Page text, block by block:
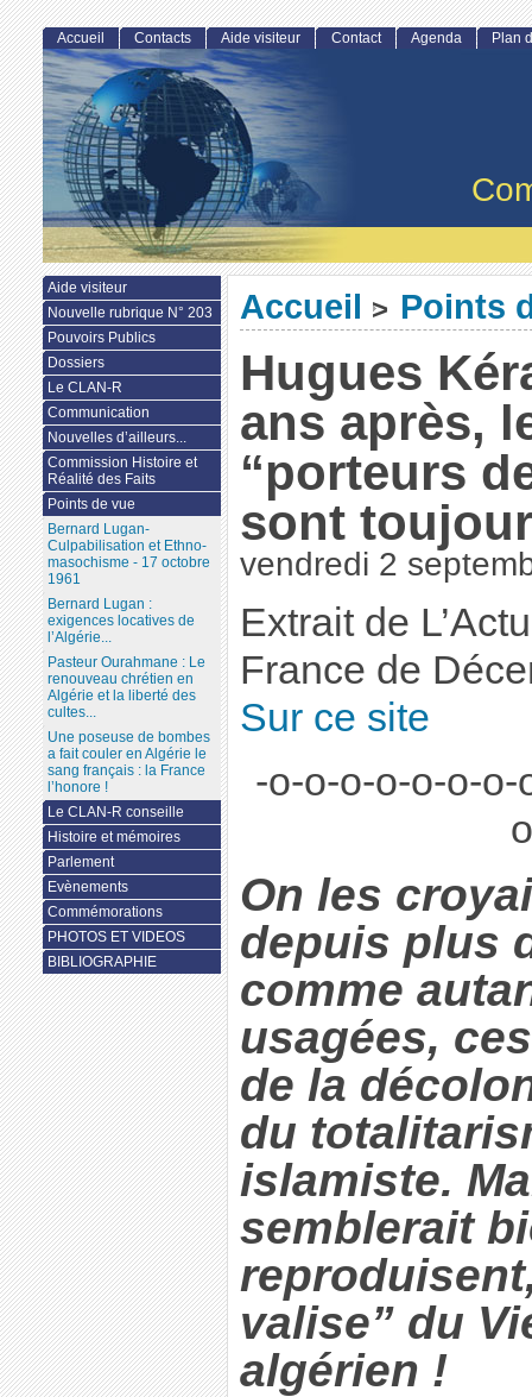
Accueil > Points
Hugues
ans après,
“porteurs
sont
vendredi 2
Extrait de
France de
Sur ce site
-o-o-o-o-o-o-
On les
depuis plus
comme
usagées,
de la
du
islamiste.
semblerait
valise” du
algérien !
Accueil Contacts Aide visiteur Contact Agenda Plan
Aide visiteur
Nouvelle rubrique N° 203
Pouvoirs Publics
Dossiers
Le CLAN-R
Communication
Nouvelles d’ailleurs...
Commission Histoire et
Réalité des Faits
Points de vue
Bernard Lugan-
Culpabilisation et Ethno-
masochisme - 17 octobre
1961
Bernard Lugan :
exigences locatives de
l’Algérie...
Pasteur Ourahmane : Le
renouveau chrétien en
Algérie et la liberté des
cultes...
Une poseuse de bombes
a fait couler en Algérie le
sang français : la France
l’honore !
Le CLAN-R conseille
Histoire et mémoires
Parlement
Evènements
Commémorations
PHOTOS ET VIDEOS
BIBLIOGRAPHIE